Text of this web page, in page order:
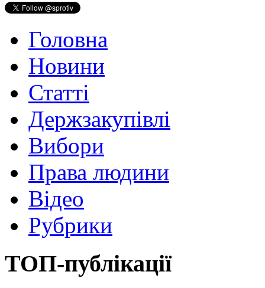
Головна
Новини
Статті
Держзакупівлі
Вибори
Права людини
Відео
Рубрики
ТОП-публікації